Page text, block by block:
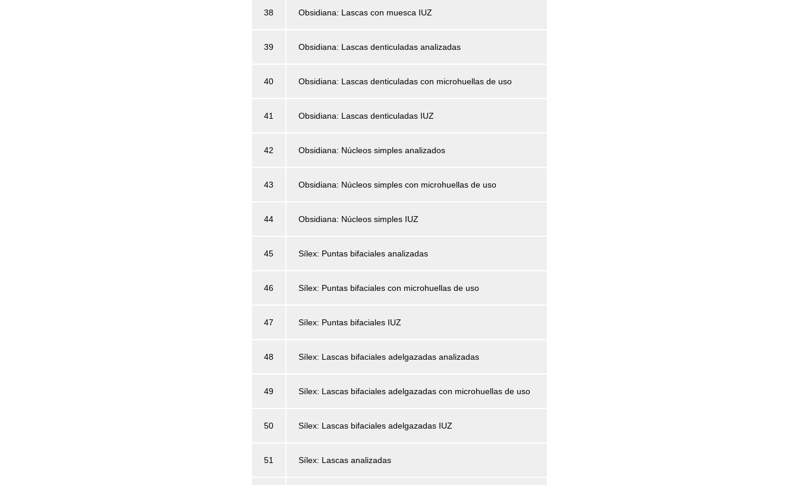
38 Obsidiana: Lascas con muesca IUZ
39 Obsidiana: Lascas denticuladas analizadas
40 Obsidiana: Lascas denticuladas con microhuellas de uso
41 Obsidiana: Lascas denticuladas IUZ
42 Obsidiana: Núcleos simples analizados
43 Obsidiana: Núcleos simples con microhuellas de uso
44 Obsidiana: Núcleos simples IUZ
45 Sílex: Puntas bifaciales analizadas
46 Sílex: Puntas bifaciales con microhuellas de uso
47 Sílex: Puntas bifaciales IUZ
48 Sílex: Lascas bifaciales adelgazadas analizadas
49 Sílex: Lascas bifaciales adelgazadas con microhuellas de uso
50 Sílex: Lascas bifaciales adelgazadas IUZ
51 Sílex: Lascas analizadas